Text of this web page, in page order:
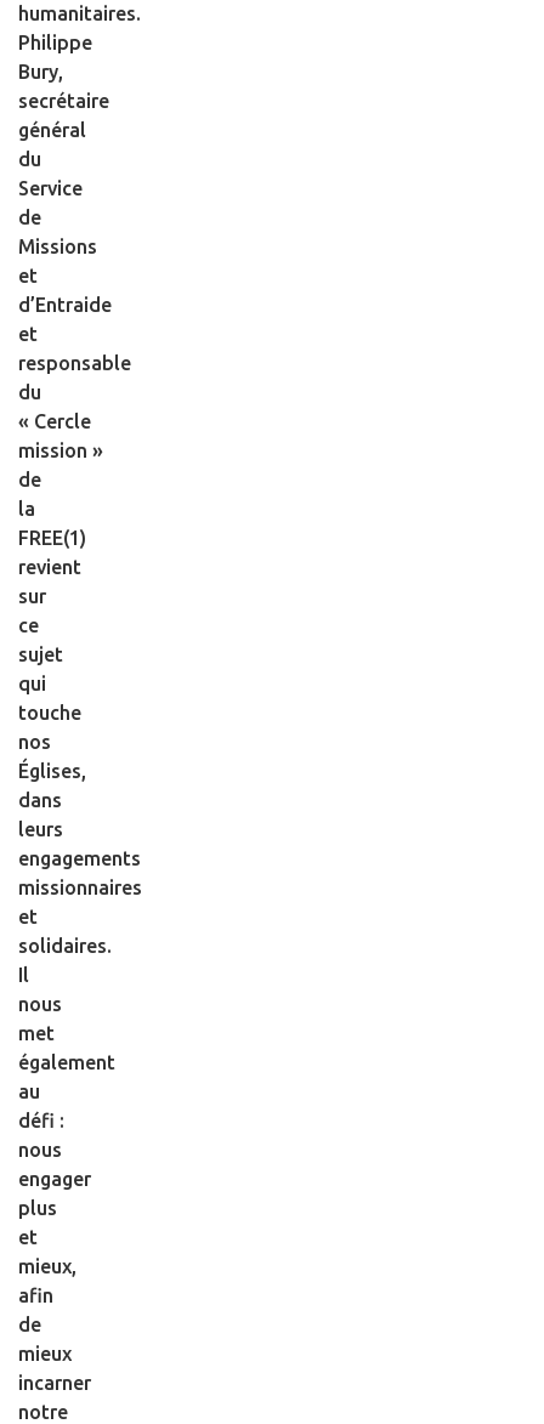
humanitaires.
Philippe
Bury,
secrétaire
général
du
Service
de
Missions
et
d’Entraide
et
responsable
du
« Cercle
mission »
de
la
FREE(1)
revient
sur
ce
sujet
qui
touche
nos
Églises,
dans
leurs
engagements
missionnaires
et
solidaires.
Il
nous
met
également
au
défi :
nous
engager
plus
et
mieux,
afin
de
mieux
incarner
notre